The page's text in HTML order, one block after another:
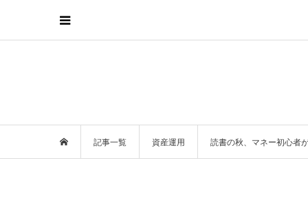
記事一覧 資産運用 読書の秋、マネー初心者